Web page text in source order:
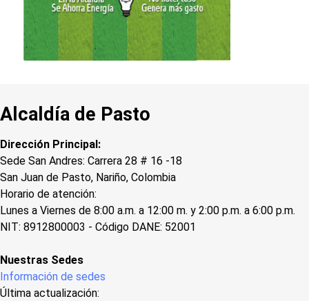
Alcaldía de Pasto
Dirección Principal:
Sede San Andres: Carrera 28 # 16 -18
San Juan de Pasto, Nariño, Colombia
Horario de atención:
Lunes a Viernes de 8:00 a.m. a 12:00 m. y 2:00 p.m. a 6:00 p.m.
NIT: 8912800003 - Código DANE: 52001
Nuestras Sedes
Información de sedes
Última actualización: